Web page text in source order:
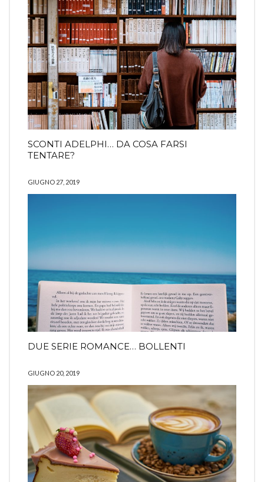
SCONTI ADELPHI… DA COSA FARSI
TENTARE?
GIUGNO 27, 2019
DUE SERIE ROMANCE… BOLLENTI
GIUGNO 20, 2019